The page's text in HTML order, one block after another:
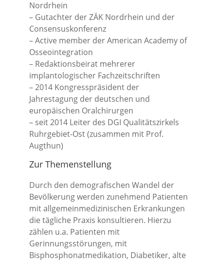
Nordrhein
– Gutachter der ZÄK Nordrhein und der
Consensuskonferenz
– Active member der American Academy of
Osseointegration
– Redaktionsbeirat mehrerer
implantologischer Fachzeitschriften
– 2014 Kongresspräsident der
Jahrestagung der deutschen und
europäischen Oralchirurgen
– seit 2014 Leiter des DGI Qualitätszirkels
Ruhrgebiet-Ost (zusammen mit Prof.
Augthun)
Zur Themenstellung
Durch den demografischen Wandel der
Bevölkerung werden zunehmend Patienten
mit allgemeinmedizinischen Erkrankungen
die tägliche Praxis konsultieren. Hierzu
zählen u.a. Patienten mit
Gerinnungsstörungen, mit
Bisphosphonatmedikation, Diabetiker, alte